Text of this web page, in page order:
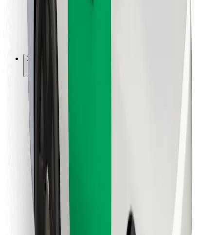
Για ιδιοκτήτες στόλου οχημάτων
Για εστιατόρια
Bolt for Business
Άλλο
Όροι & Προϋποθέσεις
Cookies
Πάρε ταξί μέσα σε λίγα λεπτά!
Κατέβασε την εφαρμογή Bolt
Κατεβάστε την εφαρμογή Bolt Food